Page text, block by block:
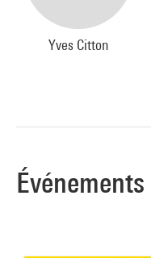
Yves Citton
Événements